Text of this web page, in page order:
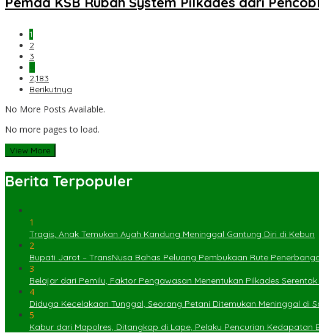
1
2
3
…
2,183
Berikutnya
No More Posts Available.
No more pages to load.
View More
Berita Terpopuler
1
Tragis, Anak Temukan Ayah Kandung Meninggal Gantung Diri di Kebun
2
Bupati Jarot – TransNusa Bahas Peluang Pembukaan Rute
3
Belajar dari Pemilu, Faktor Pengawasan Menentukan Pilkades Serentak
4
Diduga Kecelakaan Tunggal, Seorang Petani Ditemukan Meninggal di
5
Kabur dari Mapolres, Ditangkap di Lape, Pelaku Pencurian Kedapatan